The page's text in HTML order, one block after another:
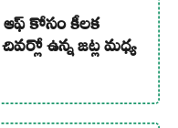
ఆఫ్ కోసం కీలక
ఉన్న జట్ల మధ్య